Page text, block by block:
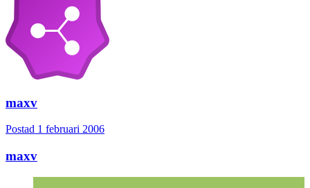
maxv
Postad 1 februari 2006
maxv